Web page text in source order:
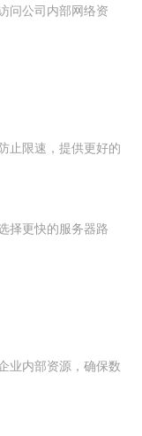
问公司内部网络资
止限速，提供更好的
择更快的服务器路
业内部资源，确保数